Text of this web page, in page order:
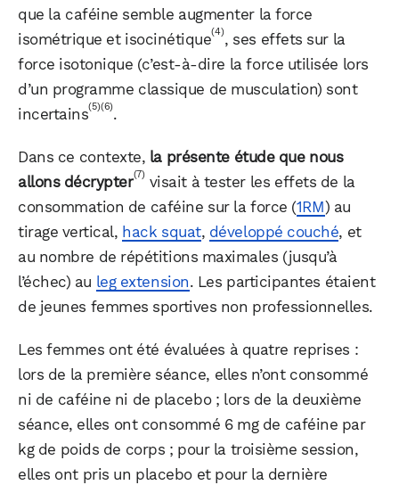
que la caféine semble augmenter la force
isométrique et isocinétique(4), ses effets sur la
force isotonique (c’est-à-dire la force utilisée lors
d’un programme classique de musculation) sont
incertains(5)(6).
Dans ce contexte, la présente étude que nous
allons décrypter(7) visait à tester les effets de la
consommation de caféine sur la force (1RM) au
tirage vertical, hack squat, développé couché, et
au nombre de répétitions maximales (jusqu’à
l’échec) au leg extension. Les participantes étaient
de jeunes femmes sportives non professionnelles.
Les femmes ont été évaluées à quatre reprises :
lors de la première séance, elles n’ont consommé
ni de caféine ni de placebo ; lors de la deuxième
séance, elles ont consommé 6 mg de caféine par
kg de poids de corps ; pour la troisième session,
elles ont pris un placebo et pour la dernière